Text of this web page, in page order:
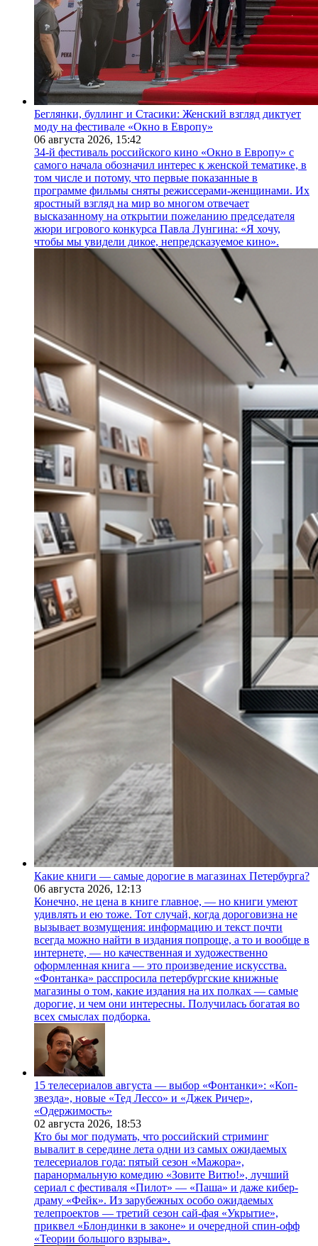
Беглянки, буллинг и Стасики: Женский взгляд диктует
моду на фестивале «Окно в Европу»
06 августа 2026, 15:42
34-й фестиваль российского кино «Окно в Европу» с
самого начала обозначил интерес к женской тематике, в
том числе и потому, что первые показанные в
программе фильмы сняты режиссерами-женщинами. Их
яростный взгляд на мир во многом отвечает
высказанному на открытии пожеланию председателя
жюри игрового конкурса Павла Лунгина: «Я хочу,
чтобы мы увидели дикое, непредсказуемое кино».
Какие книги — самые дорогие в магазинах Петербурга?
06 августа 2026, 12:13
Конечно, не цена в книге главное, — но книги умеют
удивлять и ею тоже. Тот случай, когда дороговизна не
вызывает возмущения: информацию и текст почти
всегда можно найти в издания попроще, а то и вообще в
интернете, — но качественная и художественно
оформленная книга — это произведение искусства.
«Фонтанка» расспросила петербургские книжные
магазины о том, какие издания на их полках — самые
дорогие, и чем они интересны. Получилась богатая во
всех смыслах подборка.
15 телесериалов августа — выбор «Фонтанки»: «Коп-
звезда», новые «Тед Лессо» и «Джек Ричер»,
«Одержимость»
02 августа 2026, 18:53
Кто бы мог подумать, что российский стриминг
вывалит в середине лета одни из самых ожидаемых
телесериалов года: пятый сезон «Мажора»,
паранормальную комедию «Зовите Витю!», лучший
сериал с фестиваля «Пилот» — «Паша» и даже кибер-
драму «Фейк». Из зарубежных особо ожидаемых
телепроектов — третий сезон сай-фая «Укрытие»,
приквел «Блондинки в законе» и очередной спин-офф
«Теории большого взрыва».